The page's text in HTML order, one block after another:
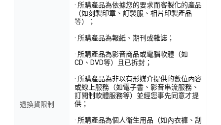
退換貨限制
· 所購產品為依據您的要求而客製化的產品
（如刻製印章、訂製服、相片印製產品
等）；
· 所購產品為報紙、期刊或雜誌；
· 所購產品為影音商品或電腦軟體（如
CD、DVD等）且已拆封；
· 所購產品為非以有形媒介提供的數位內容
或線上服務（如電子書、影音串流服務、
訂閱制軟體服務等）並經您事先同意才提
供；
· 所購產品為個人衛生用品（如內衣褲、刮